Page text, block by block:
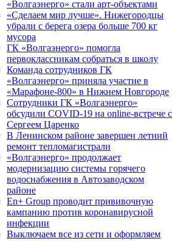
«Волгаэнерго» стали арт-объектами
«Сделаем мир лучше». Нижегородцы
убрали с берега озера больше 700 кг
мусора
ГК «Волгаэнерго» помогла
первоклассникам собраться в школу
Команда сотрудников ГК
«Волгаэнерго» приняла участие в
«Марафоне-800» в Нижнем Новгороде
Сотрудники ГК «Волгаэнерго»
обсудили COVID-19 на online-встрече с
Сергеем Царенко
В Ленинском районе завершен летний
ремонт тепломагистрали
«Волгаэнерго» продолжает
модернизацию системы горячего
водоснабжения в Автозаводском
районе
En+ Group проводит прививочную
кампанию против коронавирусной
инфекции
Выключаем все из сети и оформляем